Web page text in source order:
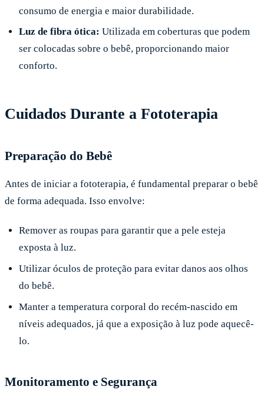
consumo de energia e maior durabilidade.
Luz de fibra ótica: Utilizada em coberturas que podem
ser colocadas sobre o bebê, proporcionando maior
conforto.
Cuidados Durante a Fototerapia
Preparação do Bebê
Antes de iniciar a fototerapia, é fundamental preparar o bebê
de forma adequada. Isso envolve:
Remover as roupas para garantir que a pele esteja
exposta à luz.
Utilizar óculos de proteção para evitar danos aos olhos
do bebê.
Manter a temperatura corporal do recém-nascido em
níveis adequados, já que a exposição à luz pode aquecê-
lo.
Monitoramento e Segurança